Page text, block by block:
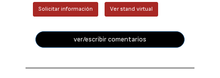
Solicitar información Ver stand virtual
ver/escribir comentarios